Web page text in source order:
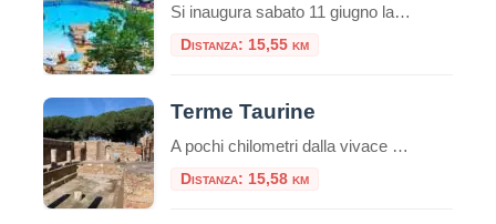
Si inaugura sabato 11 giugno la nuova stagione di Aquafelix a Civitavecchia, il più grande Parco aquatico del Centro Italia, tra i 10 più belli nel Paese. Tante le attività in programma per una estate che si annuncia piena di eventi, con particolare attenzione alle famiglie e al divertimento dei bambini. Tra gli appuntamenti in […]
Distanza: 15,55 km
Terme Taurine
A pochi chilometri dalla vivace città portuale di Civitavecchia, su una verdeggiante collina che domina il Tirreno, sorge uno dei complessi termali romani più affascinanti e meglio conservati dell’Etruria meridionale: l’Area Archeologica delle Terme Taurine, conosciute anche come Terme di Traiano. Questo sito non è solo un complesso di antiche rovine, ma una vera e […]
Distanza: 15,58 km